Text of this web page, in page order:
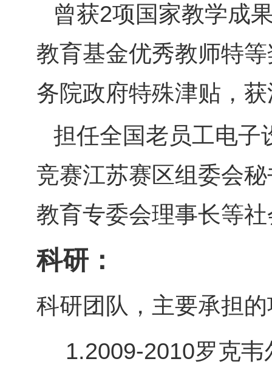
曾获2项国家教学成
教育基金优秀教师特
务院政府特殊津贴，
担任全国老员工电子
竞赛江苏赛区组委会
教育专委会理事长等
科研：
科研团队，主要承担
1.2009-2010罗克韦